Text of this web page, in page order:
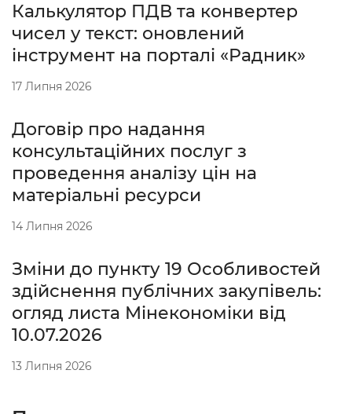
Калькулятор ПДВ та конвертер
чисел у текст: оновлений
інструмент на порталі «Радник»
17 Липня 2026
Договір про надання
консультаційних послуг з
проведення аналізу цін на
матеріальні ресурси
14 Липня 2026
Зміни до пункту 19 Особливостей
здійснення публічних закупівель:
огляд листа Мінекономіки від
10.07.2026
13 Липня 2026